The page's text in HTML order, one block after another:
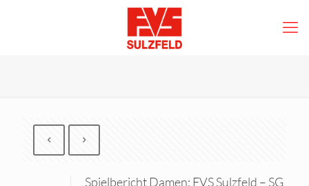
Spielbericht Damen: FVS Sulzfeld – SG